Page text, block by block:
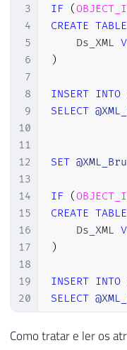
3
4
5
6
7
8
9
10
11
12
13
14
15
16
17
18
19
20
IF (
CREATE TABLE
    Ds_XML
)
INSERT INTO
SELECT
SET
IF (
CREATE TABLE
    Ds_XML
)
INSERT INTO
SELECT
Como tratar e ler os